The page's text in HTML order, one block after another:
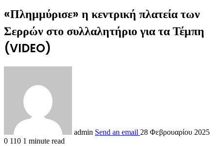
«Πλημμύρισε» η κεντρική πλατεία των
Σερρών στο συλλαλητήριο για τα Τέμπη
(VIDEO)
admin Send an email 28 Φεβρουαρίου 2025
0 110 1 minute read